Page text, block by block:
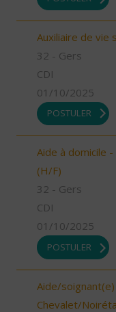
Auxiliaire de vie
32 - Gers
CDI
01/10/2025
POSTULER
Aide à domicile
(H/F)
32 - Gers
CDI
01/10/2025
POSTULER
Aide/soignant(e)
Chevalet/